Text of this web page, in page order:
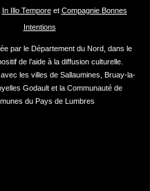
In Illo Temporeet Compagnie Bonnes
Intentions
par le Département du Nord, dans le
de l’aide à la diffusion culturelle.
les villes de Sallaumines, Bruay-la-
Godault et la Communauté de
du Pays de Lumbres